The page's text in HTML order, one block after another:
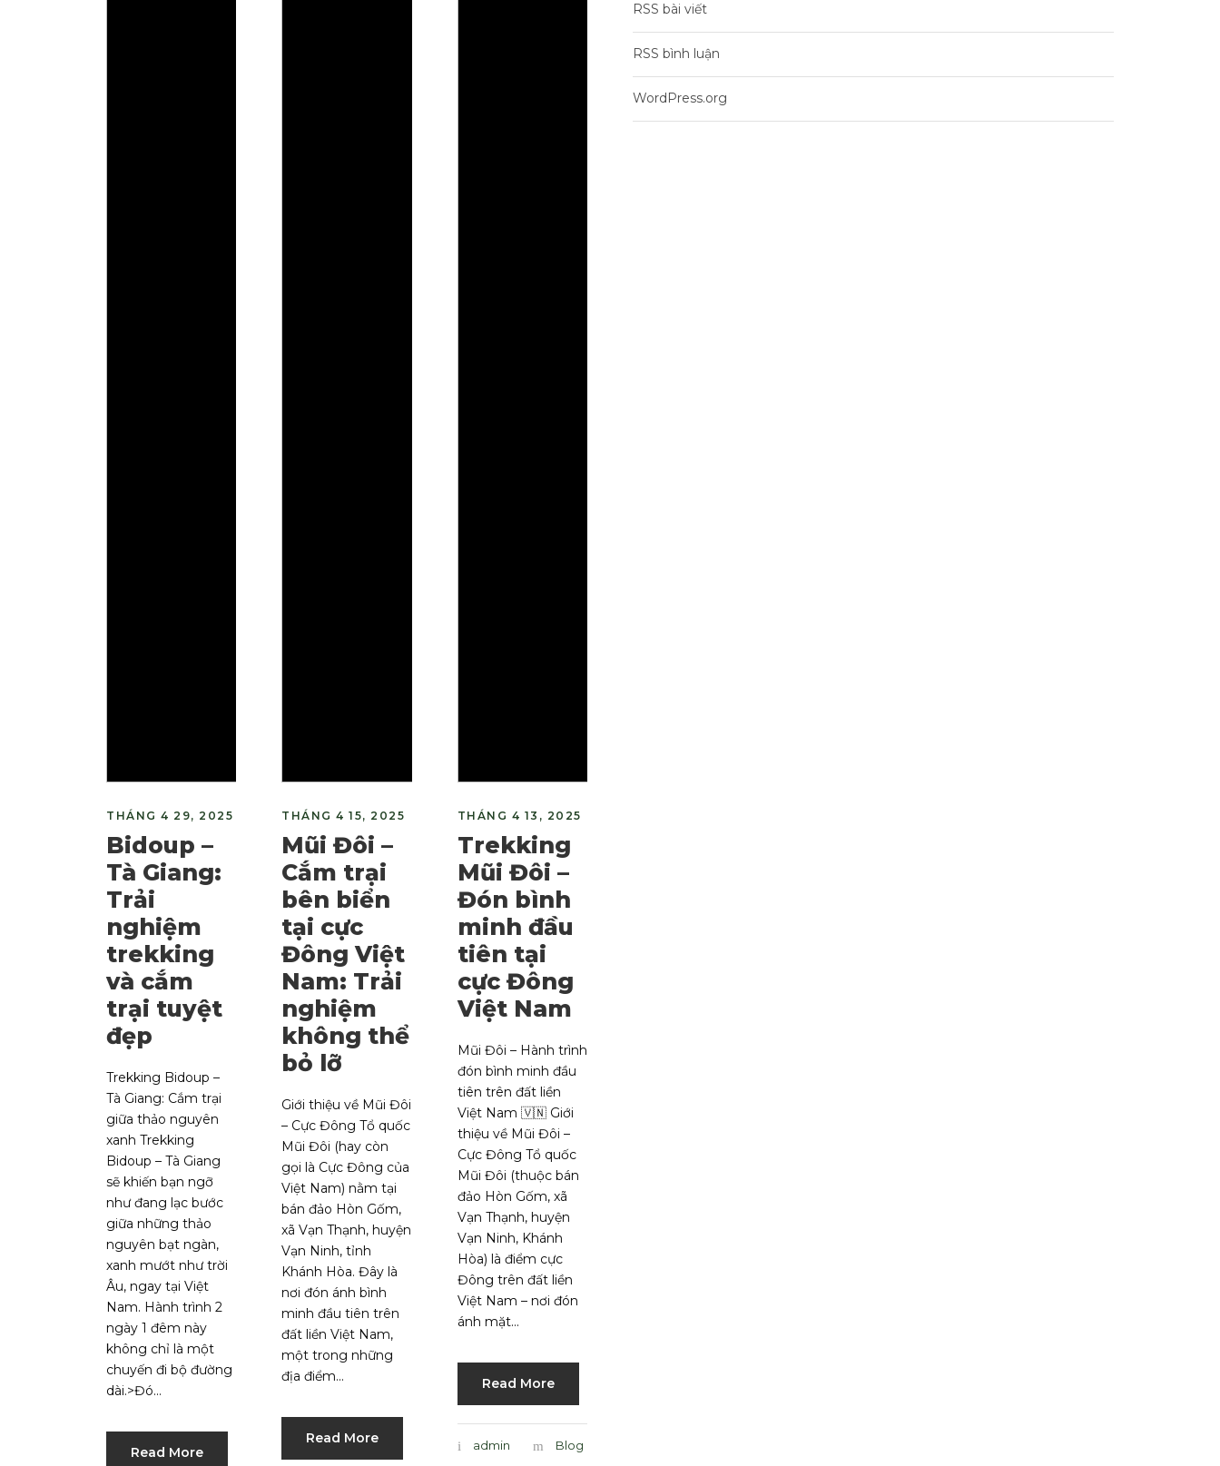
THÁNG 4 29, 2025
Bidoup –
Tà Giang:
Trải
nghiệm
trekking
và cắm
trại tuyệt
đẹp
Trekking Bidoup –
Tà Giang: Cắm trại
giữa thảo nguyên
xanh Trekking
Bidoup – Tà Giang
sẽ khiến bạn ngỡ
như đang lạc bước
giữa những thảo
nguyên bạt ngàn,
xanh mướt như trời
Âu, ngay tại Việt
Nam. Hành trình 2
ngày 1 đêm này
không chỉ là một
chuyến đi bộ đường
dài.>Đó...
Read More
THÁNG 4 15, 2025
Mũi Đôi –
Cắm trại
bên biển
tại cực
Đông Việt
Nam: Trải
nghiệm
không thể
bỏ lỡ
Giới thiệu về Mũi Đôi
– Cực Đông Tổ quốc
Mũi Đôi (hay còn
gọi là Cực Đông của
Việt Nam) nằm tại
bán đảo Hòn Gốm,
xã Vạn Thạnh, huyện
Vạn Ninh, tỉnh
Khánh Hòa. Đây là
nơi đón ánh bình
minh đầu tiên trên
đất liền Việt Nam,
một trong những
địa điểm...
Read More
THÁNG 4 13, 2025
Trekking
Mũi Đôi –
Đón bình
minh đầu
tiên tại
cực Đông
Việt Nam
Mũi Đôi – Hành trình
đón bình minh đầu
tiên trên đất liền
Việt Nam 🇻🇳 Giới
thiệu về Mũi Đôi –
Cực Đông Tổ quốc
Mũi Đôi (thuộc bán
đảo Hòn Gốm, xã
Vạn Thạnh, huyện
Vạn Ninh, Khánh
Hòa) là điểm cực
Đông trên đất liền
Việt Nam – nơi đón
ánh mặt...
Read More
admin Blog
RSS bài viết
RSS bình luận
WordPress.org